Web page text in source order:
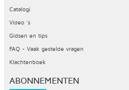
Catalogi
Video 's
Gidsen en tips
FAQ - Vaak gestelde vragen
Klachtenboek
ABONNEMENTEN